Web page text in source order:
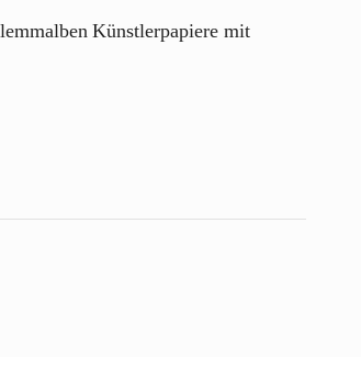
Künstlerpapiere mit